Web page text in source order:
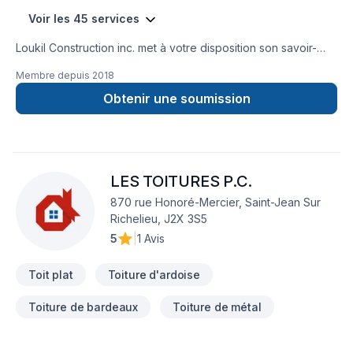
Voir les 45 services
Loukil Construction inc. met à votre disposition son savoir-
Coffrage, Commercial, Démolition, Drain français, Excavation,
Excavation intérieur, Fissures, Fondation, Fondations,
Gouttières, Gypse, Ingénieur, Margelle, Patio, Plancher, Puit
notre approche centrée sur le client, nous proposons des
solutions adaptées à vos besoins spécifiques et à votre
budget. Confiez votre projet à une équipe qui a à cœur votre
satisfaction.
Membre depuis 2018
Obtenir une soumission
LES TOITURES P.C.
870 rue Honoré-Mercier, Saint-Jean Sur
Richelieu, J2X 3S5
5
1 Avis
Toit plat Toiture d'ardoise
Toiture de bardeaux Toiture de métal